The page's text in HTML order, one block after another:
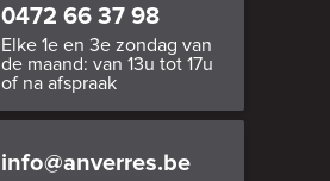
0472 66 37 98
Elke 1e en 3e zondag van
de maand: van 13u tot 17u
of na afspraak
info@anverres.be